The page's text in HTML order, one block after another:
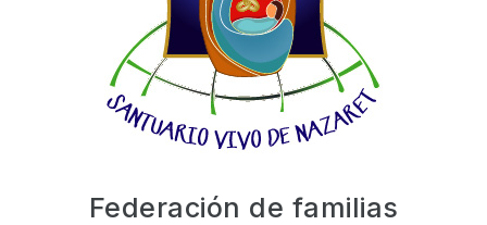
Federación de familias